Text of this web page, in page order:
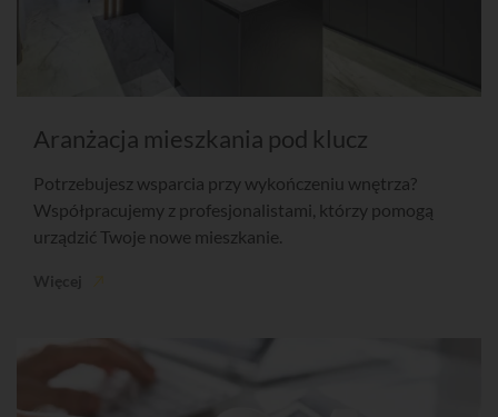
Aranżacja mieszkania pod klucz
Potrzebujesz wsparcia przy wykończeniu wnętrza?
Współpracujemy z profesjonalistami, którzy pomogą
urządzić Twoje nowe mieszkanie.